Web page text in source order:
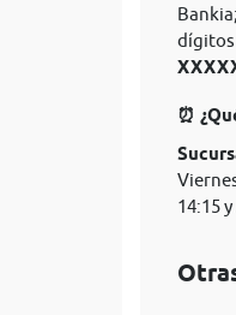
dígitos
⏰
14:15